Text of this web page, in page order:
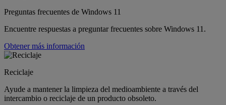
Preguntas frecuentes de Windows 11
Encuentre respuestas a preguntar frecuentes sobre Windows 11.
Obtener más información
Reciclaje
Ayude a mantener la limpieza del medioambiente a través del
intercambio o reciclaje de un producto obsoleto.